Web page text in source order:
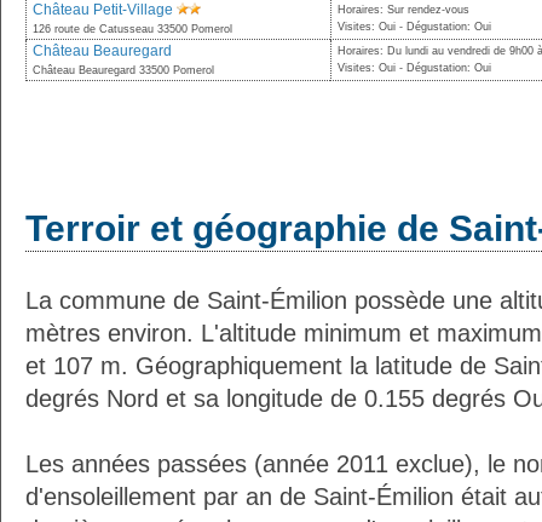
Château Petit-Village
126 route de Catusseau 33500 Pomerol
Horaires: Sur rendez-vous
Visites: Oui - Dégustation: Oui
Château Beauregard
Château Beauregard 33500 Pomerol
Horaires: Du lundi au vendredi de 9h00
Visites: Oui - Dégustation: Oui
Terroir et géographie de
La commune de Saint-Émilion possède une
mètres environ. L'altitude minimum et
et 107 m. Géographiquement la latitude de
degrés Nord et sa longitude de 0.155 degrés
Les années passées (année 2011 exclue), le
d'ensoleillement par an de Saint-Émilion était